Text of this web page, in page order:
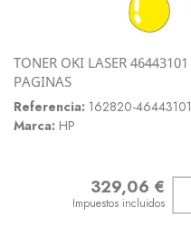
TONER OKI LASER
PAGINAS
Referencia: 162820-46443101
Marca: HP
Precio
329,06 €
Impuestos incluidos